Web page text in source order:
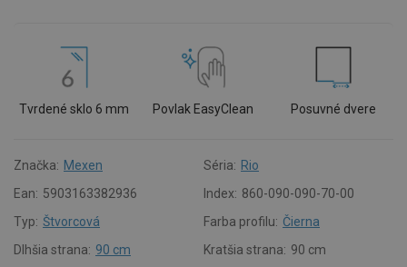
Tvrdené sklo 6 mm Povlak EasyClean Posuvné dvere
Značka: Mexen Séria: Rio
Ean: 5903163382936 Index: 860-090-090-70-00
Typ: Štvorcová Farba profilu: Čierna
Dlhšia strana: 90 cm Kratšia strana: 90 cm